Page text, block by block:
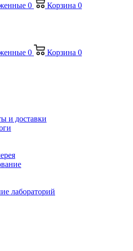
0 Корзина 0
0 Корзина 0
и доставки
лабораторий